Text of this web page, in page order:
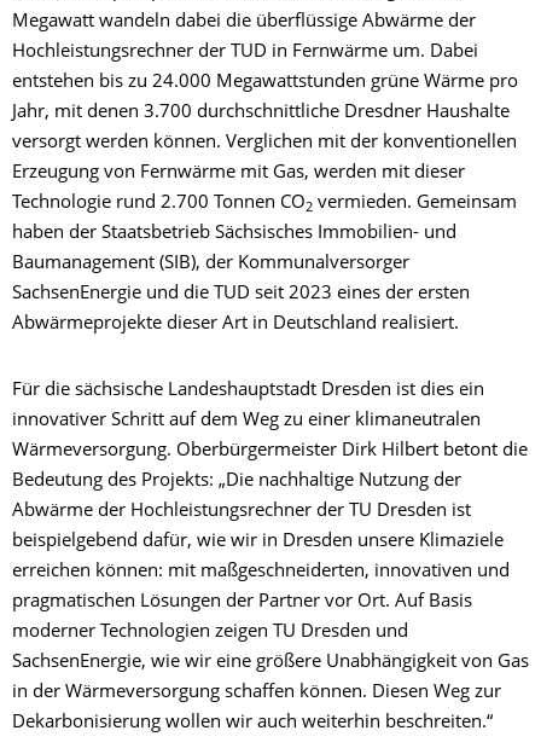
Megawatt wandeln dabei die überflüssige Abwärme der
Hochleistungsrechner der TUD in Fernwärme um. Dabei
entstehen bis zu 24.000 Megawattstunden grüne Wärme pro
Jahr, mit denen 3.700 durchschnittliche Dresdner Haushalte
versorgt werden können. Verglichen mit der konventionellen
Erzeugung von Fernwärme mit Gas, werden mit dieser
Technologie rund 2.700 Tonnen CO2 vermieden. Gemeinsam
haben der Staatsbetrieb Sächsisches Immobilien- und
Baumanagement (SIB), der Kommunalversorger
SachsenEnergie und die TUD seit 2023 eines der ersten
Abwärmeprojekte dieser Art in Deutschland realisiert.
Für die sächsische Landeshauptstadt Dresden ist dies ein
innovativer Schritt auf dem Weg zu einer klimaneutralen
Wärmeversorgung. Oberbürgermeister Dirk Hilbert betont die
Bedeutung des Projekts: „Die nachhaltige Nutzung der
Abwärme der Hochleistungsrechner der TU Dresden ist
beispielgebend dafür, wie wir in Dresden unsere Klimaziele
erreichen können: mit maßgeschneiderten, innovativen und
pragmatischen Lösungen der Partner vor Ort. Auf Basis
moderner Technologien zeigen TU Dresden und
SachsenEnergie, wie wir eine größere Unabhängigkeit von Gas
in der Wärmeversorgung schaffen können. Diesen Weg zur
Dekarbonisierung wollen wir auch weiterhin beschreiten.“